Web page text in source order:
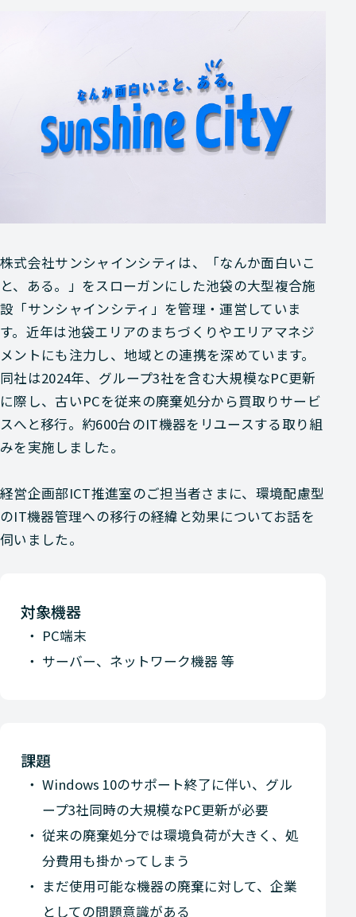
株式会社サンシャインシティは、「なんか面白いこ
と、ある。」をスローガンにした池袋の大型複合施
設「サンシャインシティ」を管理・運営していま
す。近年は池袋エリアのまちづくりやエリアマネジ
メントにも注力し、地域との連携を深めています。
同社は2024年、グループ3社を含む大規模なPC更新
に際し、古いPCを従来の廃棄処分から買取りサービ
スへと移行。約600台のIT機器をリユースする取り組
みを実施しました。
経営企画部ICT推進室のご担当者さまに、環境配慮型
のIT機器管理への移行の経緯と効果についてお話を
伺いました。
対象機器
PC端末
サーバー、ネットワーク機器 等
課題
Windows 10のサポート終了に伴い、グル
ープ3社同時の大規模なPC更新が必要
従来の廃棄処分では環境負荷が大きく、処
分費用も掛かってしまう
まだ使用可能な機器の廃棄に対して、企業
としての問題意識がある